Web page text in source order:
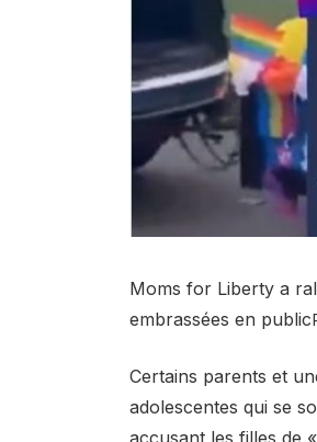
Moms for Liberty a
embrassées en public
Certains parents et
adolescentes qui se